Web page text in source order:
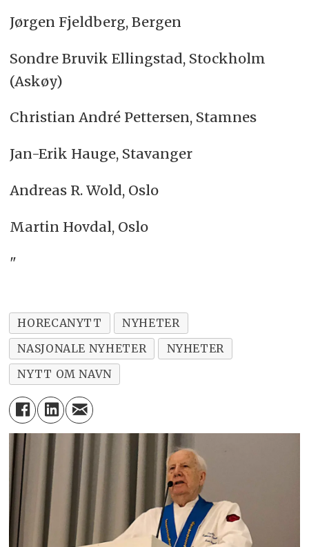
Jørgen Fjeldberg, Bergen
Sondre Bruvik Ellingstad, Stockholm
(Askøy)
Christian André Pettersen, Stamnes
Jan-Erik Hauge, Stavanger
Andreas R. Wold, Oslo
Martin Hovdal, Oslo
"
HORECANYTT
NYHETER
NASJONALE NYHETER
NYHETER
NYTT OM NAVN